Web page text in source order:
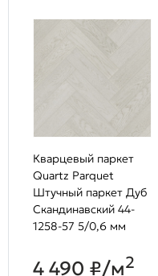
Кварцевый паркет
Quartz Parquet
Штучный паркет Дуб
Скандинавский 44-
1258-57 5/0,6 мм
4 490 ₽/м2